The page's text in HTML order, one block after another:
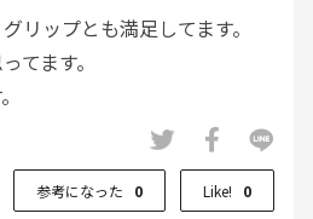
リップとも満足してます。
てます。
参考になった 0 Like! 0